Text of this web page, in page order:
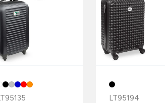
LT95194